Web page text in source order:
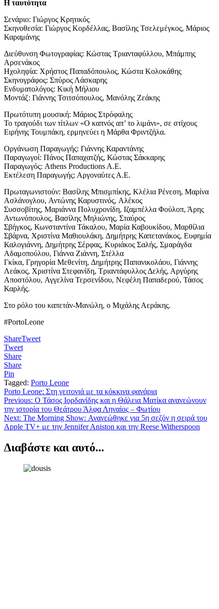
Η ταυτότητα
Σενάριο: Γιώργος Κρητικός
Σκηνοθεσία: Γιώργος Κορδέλλας, Βασίλης Τσελεμέγκος, Μάριος
Καραμάνης
Διεύθυνση Φωτογραφίας: Κώστας Τριανταφύλλου, Μπάμπης
Αρσενάκος
Ηχοληψία: Χρήστος Παπαδόπουλος, Κώστα Κολοκάθης
Σκηνογράφος: Σπύρος Λάσκαρης
Ενδυματολόγος: Κική Μήλιου
Μοντάζ: Γιάννης Τσιτσόπουλος, Μανόλης Ζεάκης
Πρωτότυπη μουσική: Μάριος Στρόφαλης
Το τραγούδι των τίτλων «Ο καπνός απ’ το λιμάνι», σε στίχους
Ειρήνης Τουμπάκη, ερμηνεύει η Μάρθα Φριντζήλα.
Οργάνωση Παραγωγής: Γιάννης Καραντάνης
Παραγωγοί: Πάνος Παπαχατζής, Κώστας Σάκκαρης
Παραγωγός: Αthens Productions A.E.
Εκτέλεση Παραγωγής: Αργοναύτες Α.Ε.
Πρωταγωνιστούν: Βασίλης Μπισμπίκης, Κλέλια Ρένεση, Μαρίνα
Ασλάνογλου, Αντώνης Καρυστινός, Αλέκος
Συσσοβίτης, Μαριάννα Πολυχρονίδη, Ιζαμπέλλα Φούλοπ, Άρης
Αντωνόπουλος, Βασίλης Μηλιώνης, Σταύρος
Σβήγκος, Κωνσταντίνα Τάκαλου, Μαρία Καβουκίδου, Μαρθίλια
Σβάρνα, Χριστίνα Μαθιουλάκη, Δημήτρης Καπετανάκος, Ευφημία
Καλογιάννη, Δημήτρης Σέρφας, Κυριάκος Σαλής, Σμαράγδα
Αδαμοπούλου, Γιάννα Ζιάννη, Στέλλα
Γκίκα, Γρηγορία Μεθενίτη, Δημήτρης Παπανικολάου, Γιάννης
Λεάκος, Χριστίνα Στεφανίδη, Τριαντάφυλλος Δελής, Αργύρης
Αποστόλου, Αγγελίνα Τερσενίδου, Νεφέλη Παπαδερού, Τάσος
Καρλής.
Στο ρόλο του καπετάν-Μανώλη, ο Μιχάλης Αεράκης.
#PortoLeone
ShareTweet
Tweet
Share
Share
Pin
Tagged: Porto Leone
Porto Leone: Στη γειτονιά με τα κόκκινα φανάρια
Πλοήγηση
άρθρων
Previous: Ο Τάσος Ιορδανίδης και η Θάλεια Ματίκα ανανεώνουν
την ιστορία του Θεάτρου Άλφα Ληναίος – Φωτίου
Next: The Morning Show: Ανανεώθηκε για 5η σεζόν η σειρά του
Apple TV+ με την Jennifer Aniston και την Reese Witherspoon
Διαβάστε και αυτό...